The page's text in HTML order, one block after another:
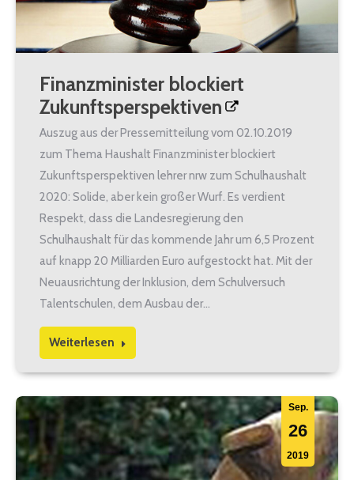
Finanzminister blockiert
Zukunftsperspektiven
Auszug aus der Pressemitteilung vom 02.10.2019
zum Thema Haushalt Finanzminister blockiert
Zukunftsperspektiven lehrer nrw zum Schulhaushalt
2020: Solide, aber kein großer Wurf. Es verdient
Respekt, dass die Landesregierung den
Schulhaushalt für das kommende Jahr um 6,5 Prozent
auf knapp 20 Milliarden Euro aufgestockt hat. Mit der
Neuausrichtung der Inklusion, dem Schulversuch
Talentschulen, dem Ausbau der…
Weiterlesen
Sep.
26
2019